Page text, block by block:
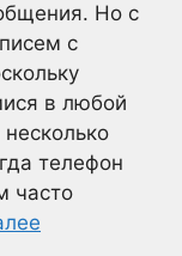
Но с
с
в любой
телефон
часто